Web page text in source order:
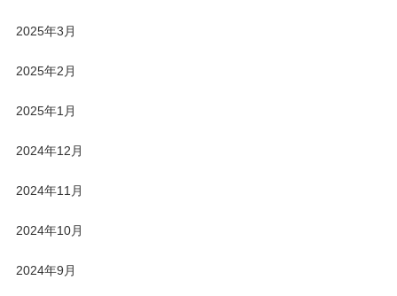
2025年3月
2025年2月
2025年1月
2024年12月
2024年11月
2024年10月
2024年9月